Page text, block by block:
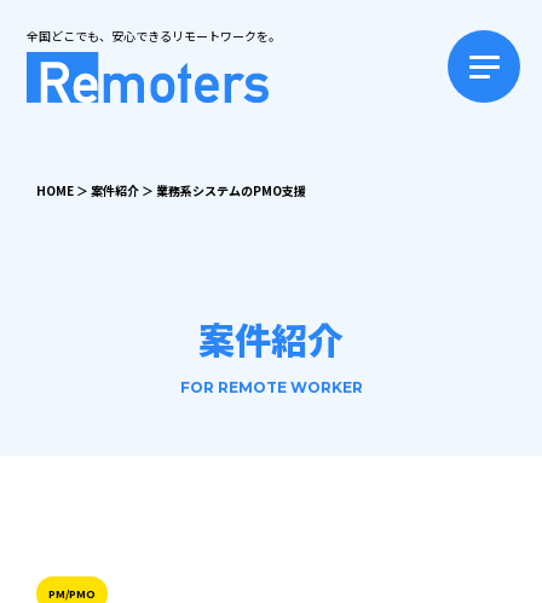
全国どこでも、安心できるリモートワークを。
HOME ＞ 案件紹介 ＞ 業務系システムのPMO支援
案件紹介
FOR REMOTE WORKER
PM/PMO